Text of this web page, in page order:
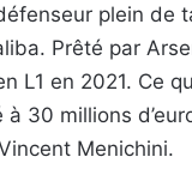
plein de
Prêté par
L1 en 2021. Ce
30 millions
Menichini.